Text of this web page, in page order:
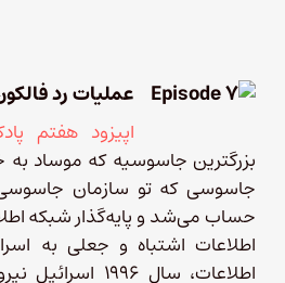
عملیات رد
اپیزود هفتم
بزرگترین جاسوسیه که موساد
جاسوسی که تو سازمان جاسوسی
حساب می‌شد و پایه‌گذار شبکه
اطلاعات اشتباه و جعلی به
اطلاعات، سال